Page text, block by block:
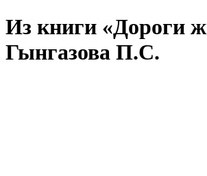
Из книги «Дороги
Гынгазова П.С.